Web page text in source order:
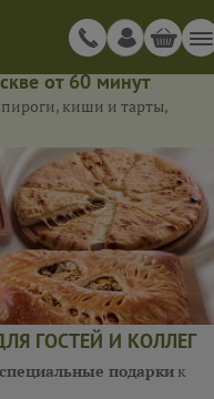
от 60 минут
киши и тарты,
ГОСТЕЙ И КОЛЛЕГ
специальные подарки к